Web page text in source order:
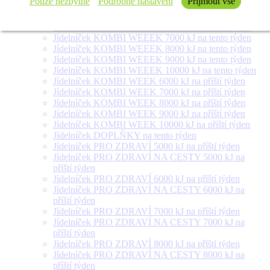
týden
Jídelníček KOMBI WEEEK 7000 kJ na tento týden
Jídelníček KOMBI WEEEK 8000 kJ na tento týden
Jídelníček KOMBI WEEEK 9000 kJ na tento týden
Jídelníček KOMBI WEEEK 10000 kJ na tento týden
Jídelníček KOMBI WEEK 6000 kJ na příští týden
Jídelníček KOMBI WEEK 7000 kJ na příští týden
Jídelníček KOMBI WEEK 8000 kJ na příští týden
Jídelníček KOMBI WEEK 9000 kJ na příští týden
Jídelníček KOMBI WEEK 10000 kJ na příští týden
Jídelníček DOPLŇKY na tento týden
Jídelníček PRO ZDRAVÍ 5000 kJ na příští týden
Jídelníček PRO ZDRAVÍ NA CESTY 5000 kJ na
příští týden
Jídelníček PRO ZDRAVÍ 6000 kJ na příští týden
Jídelníček PRO ZDRAVÍ NA CESTY 6000 kJ na
příští týden
Jídelníček PRO ZDRAVÍ 7000 kJ na příští týden
Jídelníček PRO ZDRAVÍ NA CESTY 7000 kJ na
příští týden
Jídelníček PRO ZDRAVÍ 8000 kJ na příští týden
Jídelníček PRO ZDRAVÍ NA CESTY 8000 kJ na
příští týden